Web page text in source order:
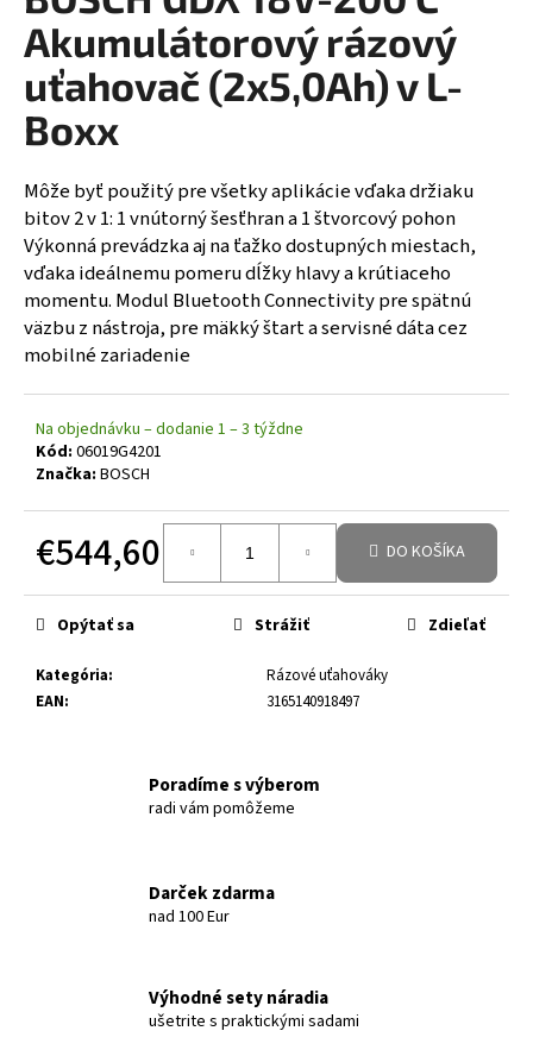
Akumulátorový rázový
uťahovač (2x5,0Ah) v L-
Boxx
Môže byť použitý pre všetky aplikácie vďaka držiaku
bitov 2 v 1: 1 vnútorný šesťhran a 1 štvorcový pohon
Výkonná prevádzka aj na ťažko dostupných miestach,
vďaka ideálnemu pomeru dĺžky hlavy a krútiaceho
momentu. Modul Bluetooth Connectivity pre spätnú
väzbu z nástroja, pre mäkký štart a servisné dáta cez
mobilné zariadenie
Na objednávku – dodanie 1 – 3 týždne
Kód: 06019G4201
Značka: BOSCH
€544,60 DO KOŠÍKA
Kategória:
Rázové uťahováky
EAN: 3165140918497
Opýtať sa Strážiť Zdieľať
Poradíme s výberom
radi vám pomôžeme
Darček zdarma
nad 100 Eur
Výhodné sety náradia
ušetrite s praktickými sadami
á
j
s
ť
?
HĽADAŤ